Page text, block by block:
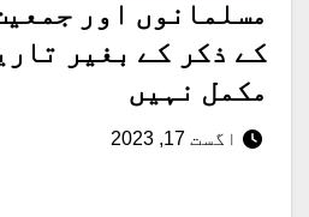
مسلمانوں اور
کے ذکر کے بغیر
مکمل نہیں
اگست 17, 2023